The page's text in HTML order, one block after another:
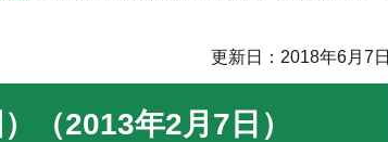
更新日：2018年6月7日
（2013年2月7日）